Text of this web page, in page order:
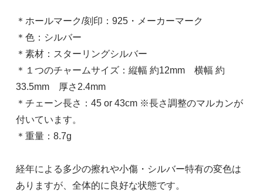
＊ホールマーク/刻印：925・メーカーマーク
＊色：シルバー
＊素材：スターリングシルバー
＊１つのチャームサイズ：縦幅 約12mm 横幅 約
33.5mm 厚さ2.4mm
＊チェーン長さ：45 or 43cm ※長さ調整のマルカンが
付いています。
＊重量：8.7g
経年による多少の擦れや小傷・シルバー特有の変色は
ありますが、全体的に良好な状態です。